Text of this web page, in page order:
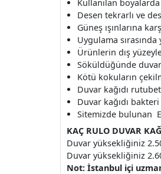
Kullanılan
Desen tekrarlı ve
Güneş ışınlarına
Uygulama
Ürünlerin dış
Söküldüğünde
Kötü kokuların
Duvar kağıdı
Duvar kağıdı
Sitemizde bulunan
KAÇ RULO DUVAR
Duvar yüksekliğiniz
Duvar yüksekliğiniz
Not: İstanbul içi